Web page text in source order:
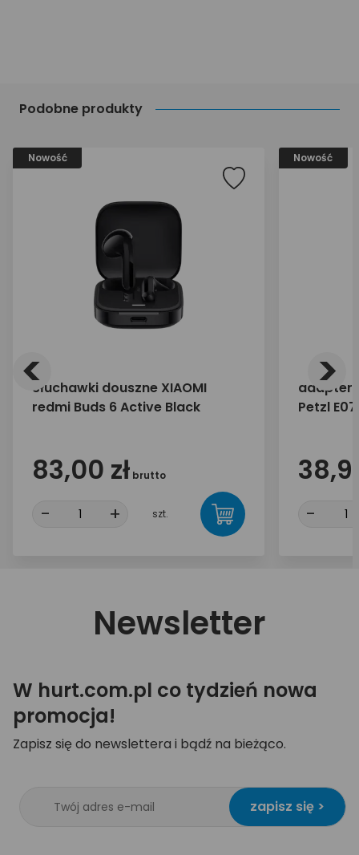
Podobne produkty
Nowość
Słuchawki douszne XIAOMI
redmi Buds 6 Active Black
83,00 zł brutto
- + szt.
Nowość
adapter
Petzl
-
< >
Newsletter
W hurt.com.pl co tydzień nowa
promocja!
Zapisz się do newslettera i bądź na bieżąco.
zapisz się >